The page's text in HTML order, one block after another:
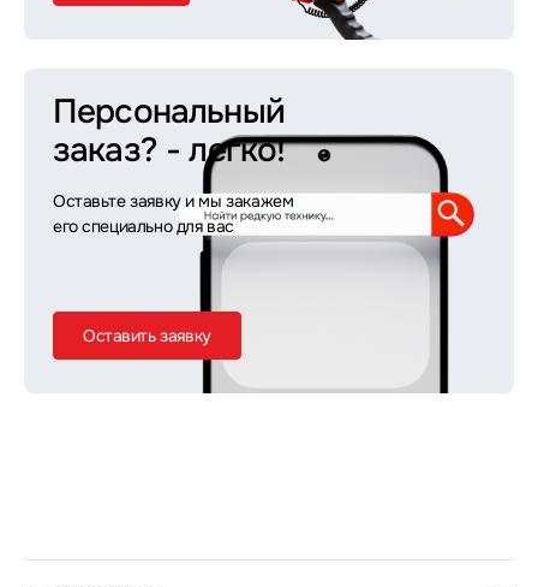
Персональный
заказ? - легко!
Оставьте заявку и мы закажем
его специально для вас
Оставить заявку